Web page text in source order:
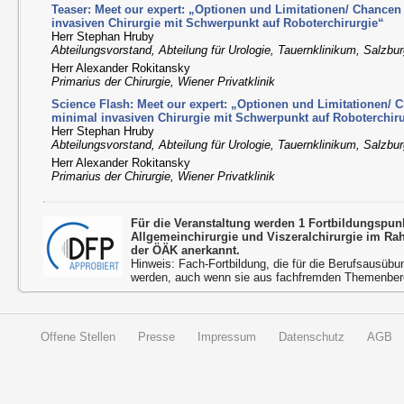
Teaser: Meet our expert: „Optionen und Limitationen/
invasiven Chirurgie mit Schwerpunkt auf Roboterchirurgie“
Herr Stephan Hruby
Abteilungsvorstand, Abteilung für Urologie, Tauernklinikum,
Herr Alexander Rokitansky
Primarius der Chirurgie, Wiener Privatklinik
Science Flash: Meet our expert: „Optionen und Limitationen/
minimal invasiven Chirurgie mit Schwerpunkt auf
Herr Stephan Hruby
Abteilungsvorstand, Abteilung für Urologie, Tauernklinikum,
Herr Alexander Rokitansky
Primarius der Chirurgie, Wiener Privatklinik
Für die Veranstaltung werden 1
Allgemeinchirurgie und Viszeralchirurgie im
der ÖÄK anerkannt.
Hinweis: Fach-Fortbildung, die für die
werden, auch wenn sie aus fachfremden
Offene Stellen Presse Impressum Datenschutz AGB